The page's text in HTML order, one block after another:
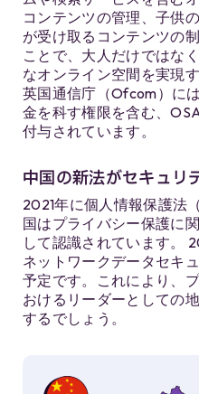
コンテンツの管理、子供
が受け取るコンテンツの
ことで、大人だけではな
なオンライン空間を実現
英国通信庁（Ofcom）に
金を科す権限を含む、
付与されています。
中国の新法がセキュリ
2021年に個人情報保護法
国はプライバシー保護に
して認識されています。
ネットワークデータセキ
予定です。これにより、
おけるリーダーとしての
するでしょう。